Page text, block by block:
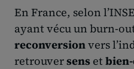
En France, selon
ayant vécu un burn-
reconversionvers
retrouversens et